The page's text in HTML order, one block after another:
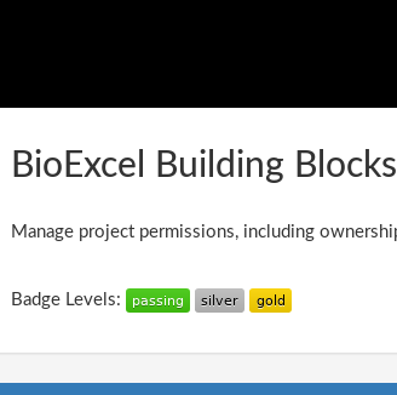
BioExcel Building Blocks
Manage project permissions, including
Badge Levels: